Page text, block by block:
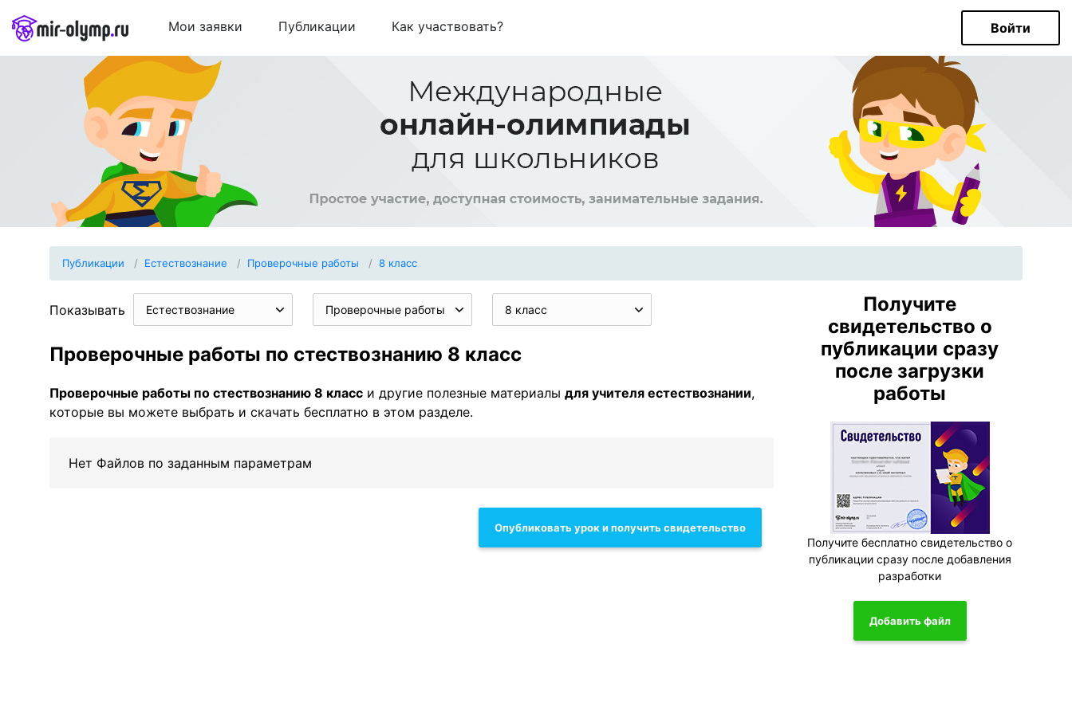
Мои заявки Публикации Как участвовать? Войти
Публикации Естествознание Проверочные работы 8 класс
Показывать Естествознание Проверочные работы 8 класс
Проверочные работы по стествознанию 8 класс
Проверочные работы по стествознанию 8 класс и другие полезные материалы для учителя естествознании,
которые вы можете выбрать и скачать бесплатно в этом разделе.
Нет Файлов по заданным параметрам
Опубликовать урок и получить свидетельство
Получите
свидетельство о
публикации сразу
после загрузки
работы
Получите бесплатно свидетельство о
публикации сразу после добавления
разработки
Добавить файл